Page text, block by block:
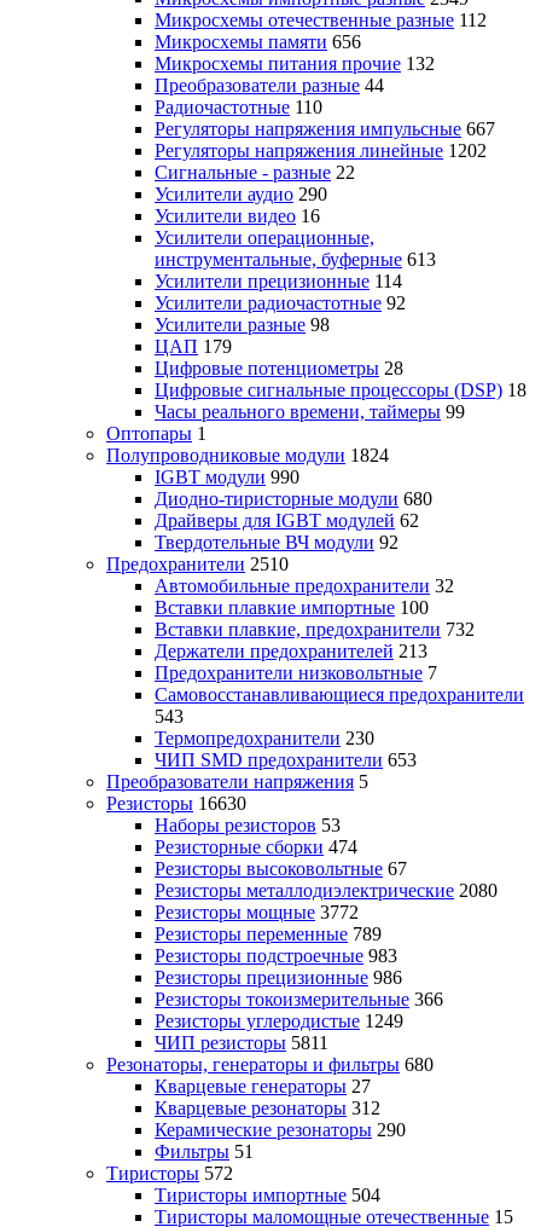
Микросхемы отечественные разные 112
Микросхемы памяти 656
Микросхемы питания прочие 132
Преобразователи разные 44
Радиочастотные 110
Регуляторы напряжения импульсные 667
Регуляторы напряжения линейные 1202
Сигнальные - разные 22
Усилители аудио 290
Усилители видео 16
Усилители операционные,
инструментальные, буферные 613
Усилители прецизионные 114
Усилители радиочастотные 92
Усилители разные 98
ЦАП 179
Цифровые потенциометры 28
Цифровые сигнальные процессоры (DSP) 18
Часы реального времени, таймеры 99
Оптопары 1
Полупроводниковые модули 1824
IGBT модули 990
Диодно-тиристорные модули 680
Драйверы для IGBT модулей 62
Твердотельные ВЧ модули 92
Предохранители 2510
Автомобильные предохранители 32
Вставки плавкие импортные 100
Вставки плавкие, предохранители 732
Держатели предохранителей 213
Предохранители низковольтные 7
Самовосстанавливающиеся предохранители
543
Термопредохранители 230
ЧИП SMD предохранители 653
Преобразователи напряжения 5
Резисторы 16630
Наборы резисторов 53
Резисторные сборки 474
Резисторы высоковольтные 67
Резисторы металлодиэлектрические 2080
Резисторы мощные 3772
Резисторы переменные 789
Резисторы подстроечные 983
Резисторы прецизионные 986
Резисторы токоизмерительные 366
Резисторы углеродистые 1249
ЧИП резисторы 5811
Резонаторы, генераторы и фильтры 680
Кварцевые генераторы 27
Кварцевые резонаторы 312
Керамические резонаторы 290
Фильтры 51
Тиристоры 572
Тиристоры импортные 504
Тиристоры маломощные отечественные 15